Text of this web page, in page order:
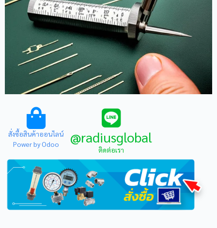
สั่งซื้อสินค้าออนไลน์
Power by Odoo
@radiusglobal
ติดต่อเรา